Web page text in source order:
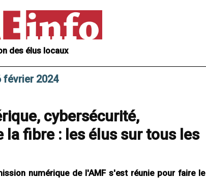
des élus locaux
février 2024
cybersécurité,
la fibre : les élus sur tous les
numérique de l'AMF s'est réunie pour faire le